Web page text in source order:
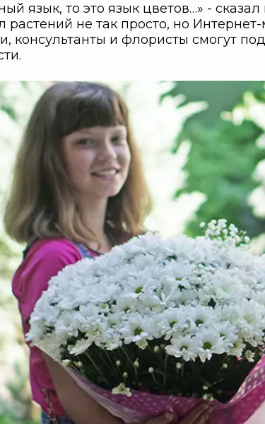
язык, то это язык цветов…» -
растений не так просто, но
консультанты и флористы смогут